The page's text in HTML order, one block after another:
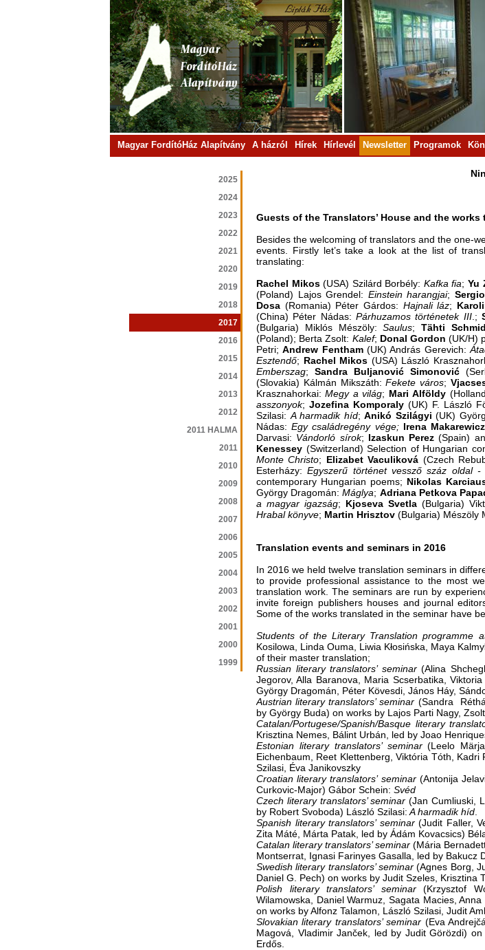
Magyar FordítóHáz Alapítvány A házról Hírek Hírlevél Newsletter Programok
2025
2024
2023
2022
2021
2020
2019
2018
2017
2016
2015
2014
2013
2012
2011 HALMA
2011
2010
2009
2008
2007
2006
2005
2004
2003
2002
2001
2000
1999
Guests of the Translators’ House and the
Besides the welcoming of translators and the one-
events. Firstly let’s take a look at the list of
translating:
Rachel Mikos(USA) Szilárd Borbély: Kafka fia;Yu
(Poland) Lajos Grendel: Einstein harangjai;
Dosa (Romania) Péter Gárdos: Hajnali láz;
(China) Péter Nádas: Párhuzamos történetek III.;
(Bulgaria) Miklós Mészöly:Saulus; Tähti
(Poland); Berta Zsolt: Kalef; Donal Gordon(UK/H)
Petri;Andrew Fentham(UK) András Gerevich:
Esztendő; Rachel Mikos (USA) László
Emberszag;Sandra Buljanović Simonović
(Slovakia) Kálmán Mikszáth:Fekete város;
Krasznahorkai:Megy a világ; Mari Alföldy
asszonyok; Jozefina Komporaly(UK) F. László
Szilasi: A harmadik híd;Anikó Szilágyi(UK)
Nádas:Egy családregény vége; Irena Makarewicz
Darvasi: Vándorló sírok; Izaskun Perez (Spain)
Kenessey (Switzerland) Selection of Hungarian
Monte Christo; Elizabet Vaculiková (Czech
Esterházy:Egyszerű történet vessző száz oldal -
contemporary Hungarian poems; Nikolas
György Dragomán:Máglya; Adriana Petkova
a magyar igazság; Kjoseva Svetla(Bulgaria)
Hrabal könyve; Martin Hrisztov (Bulgaria) Mészöly
Translation events and seminars in 2016
In 2016 we held twelve translation seminars in
to provide professional assistance to the most
translation work. The seminars are run by
invite foreign publishers houses and journal
Some of the works translated in the seminar have
Students of the Literary Translation programme
Kosilowa, Linda Ouma, Liwia Kłosińska, Maya
of their master translation;
Russian literary translators’ seminar(Alina
Jegorov, Alla Baranova, Maria Scserbatika,
György Dragomán, Péter Kövesdi, János Háy,
Austrian literary translators’ seminar (Sandra
by György Buda) on works by Lajos Parti Nagy,
Catalan/Portugese/Spanish/Basque literary
Krisztina Nemes, Bálint Urbán, led by Joao
Estonian literary translators’ seminar(Leelo
Eichenbaum, Reet Klettenberg, Viktória Tóth,
Szilasi, Éva Janikovszky
Croatian literary translators’ seminar(Antonija
Curkovic-Major) Gábor Schein: Svéd
Czech literary translators’ seminar (Jan Cumliuski,
by Robert Svoboda) László Szilasi: A harmadik híd
Spanish literary translators’ seminar(Judit Faller,
Zita Máté, Márta Patak, led by Ádám Kovacsics)
Catalan literary translators’ seminar (Mária
Montserrat, Ignasi Farinyes Gasalla, led by Bakucz
Swedish literary translators’ seminar (Agnes Borg,
Daniel G. Pech) on works by Judit Szeles, Krisztina
Polish literary translators’ seminar(Krzysztof
Wilamowska, Daniel Warmuz, Sagata Macies,
on works by Alfonz Talamon, László Szilasi, Judit
Slovakian literary translators’ seminar (Eva
Magová, Vladimir Janček, led by Judit Görözdi)
Erdős.